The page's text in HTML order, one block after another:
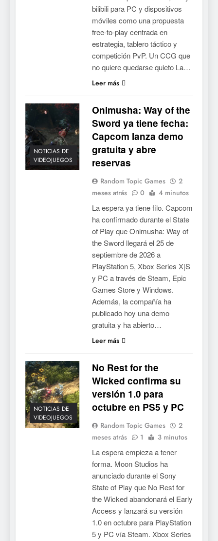
bilibili para PC y dispositivos
móviles como una propuesta
free-to-play centrada en
estrategia, tablero táctico y
competición PvP. Un CCG que
no quiere quedarse quieto La…
Leer más
NOTICIAS DE
VIDEOJUEGOS
Onimusha: Way of the
Sword ya tiene fecha:
Capcom lanza demo
gratuita y abre
reservas
Random Topic Games
2
meses atrás
0 4 minutos
La espera ya tiene filo. Capcom
ha confirmado durante el State
of Play que Onimusha: Way of
the Sword llegará el 25 de
septiembre de 2026 a
PlayStation 5, Xbox Series X|S
y PC a través de Steam, Epic
Games Store y Windows.
Además, la compañía ha
publicado hoy una demo
gratuita y ha abierto…
Leer más
NOTICIAS DE
VIDEOJUEGOS
No Rest for the
Wicked confirma su
versión 1.0 para
octubre en PS5 y PC
Random Topic Games
2
meses atrás
1 3 minutos
La espera empieza a tener
forma. Moon Studios ha
anunciado durante el Sony
State of Play que No Rest for
the Wicked abandonará el Early
Access y lanzará su versión
1.0 en octubre para PlayStation
5 y PC vía Steam. Xbox Series